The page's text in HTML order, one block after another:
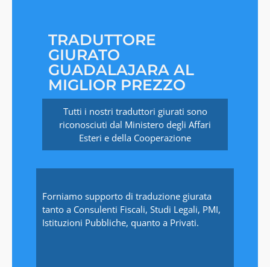
TRADUTTORE
GIURATO
GUADALAJARA AL
MIGLIOR PREZZO
Tutti i nostri traduttori giurati sono
riconosciuti dal Ministero degli Affari
Esteri e della Cooperazione
Forniamo supporto di traduzione giurata
tanto a Consulenti Fiscali, Studi Legali, PMI,
Istituzioni Pubbliche, quanto a Privati.